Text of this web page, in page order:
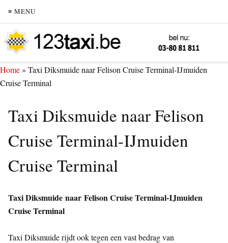
≡ MENU
Home» Taxi Diksmuide naar Felison Cruise Terminal-IJmuiden
Cruise Terminal
Taxi Diksmuide naar Felison
Cruise Terminal-IJmuiden
Cruise Terminal
Taxi Diksmuide naar Felison Cruise Terminal-IJmuiden
Cruise Terminal
Taxi Diksmuide rijdt ook tegen een vast bedrag van